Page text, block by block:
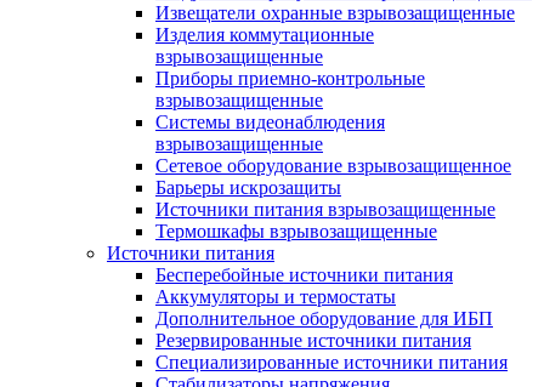
Извещатели охранные взрывозащищенные
Изделия коммутационные
взрывозащищенные
Приборы приемно-контрольные
взрывозащищенные
Системы видеонаблюдения
взрывозащищенные
Сетевое оборудование взрывозащищенное
Барьеры искрозащиты
Источники питания взрывозащищенные
Термошкафы взрывозащищенные
Источники питания
Бесперебойные источники питания
Аккумуляторы и термостаты
Дополнительное оборудование для ИБП
Резервированные источники питания
Специализированные источники питания